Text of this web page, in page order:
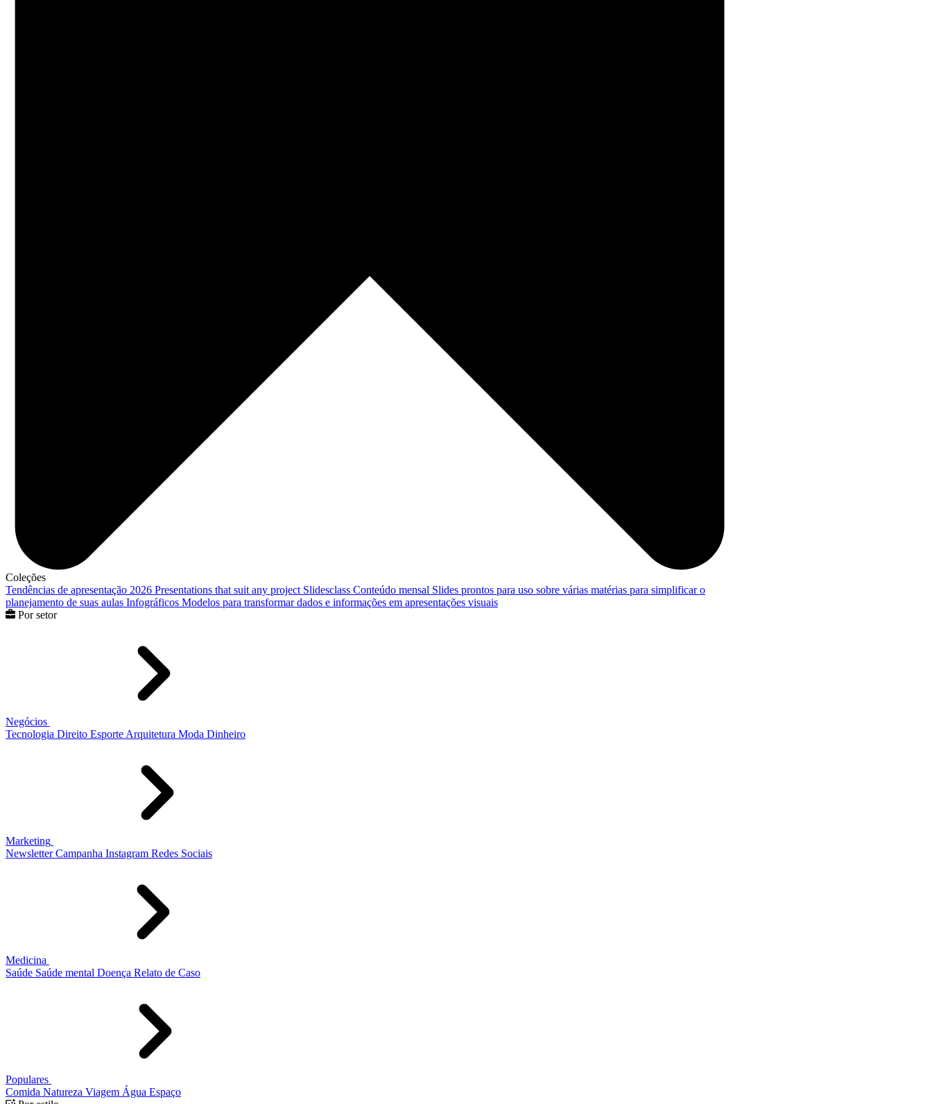
Coleções
Tendências de apresentação 2026 Presentations that suit any project Slidesclass Conteúdo mensal Slides prontos para uso sobre várias matérias para simplificar o
planejamento de suas aulas Infográficos Modelos para transformar dados e informações em apresentações visuais
Por setor
Negócios
Tecnologia Direito Esporte Arquitetura Moda Dinheiro
Marketing
Newsletter Campanha Instagram Redes Sociais
Medicina
Saúde Saúde mental Doença Relato de Caso
Populares
Comida Natureza Viagem Água Espaço